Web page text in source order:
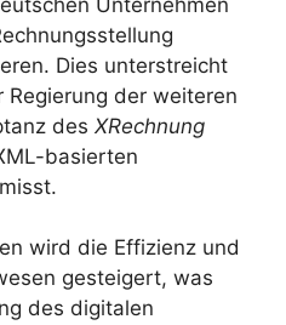
Dies unterstreicht
der weiteren
des XRechnung
basierten
wird die Effizienz und
gesteigert, was
des digitalen